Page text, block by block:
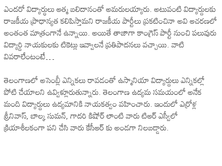
ఎందరో విద్యార్ధులు ఆత్మ బలిదానంతో అమరులయ్యారు. అటువంటి విద్యార్దులకు
రాజకీయ ప్రాధాన్యత కలిపిస్తామని రాజకీయ పార్టీలు ప్రకటించినా అవి ఆచరణలో
అంతంత మాత్రంగానే ఉన్నాయి. అయితే తాజాగా కాంగ్రెస్ పార్టీ నుంచి పలువురు
విద్యార్ది నాయకులకు టికెట్లు ఇవ్వాలనే ప్రతిపాదనలు వచ్చాయి. వాటి
వివరాలేంటంటే…
తెలంగాణలో అసెంబ్లీ ఎన్నికలు రావడంతో ఉస్మానియా విద్యార్దులు ఎన్నికల్లో
పోటి చేయాలని ఉవ్విళ్లూరుతున్నారు. తెలంగాణ ఉద్యమ సమయంలో అనేక
మంది విద్యార్దులు ఉద్యమానికి నాయకత్వం వహించారు. ఇందులో ఎర్రోళ్ల
శ్రీనివాస్, బాల్క సుమన్, గాదరి కిషోర్ లాంటి వారు టిఆర్ ఎస్వీలో
క్రియాశీలకంగా పని చేసి వారు కేసీఆర్ కు అండగా నిలబడ్డారు.